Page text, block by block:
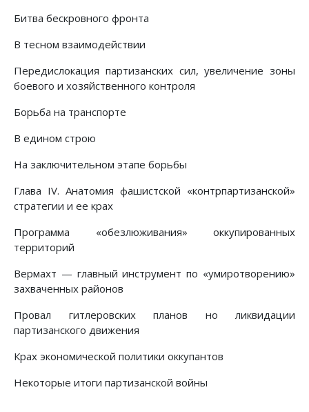
Битва бескровного фронта
В тесном взаимодействии
Передислокация партизанских сил, увеличение зоны
боевого и хозяйственного контроля
Борьба на транспорте
В едином строю
На заключительном этапе борьбы
Глава IV. Анатомия фашистской «контрпартизанской»
стратегии и ее крах
Программа «обезлюживания» оккупированных
территорий
Вермахт — главный инструмент по «умиротворению»
захваченных районов
Провал гитлеровских планов но ликвидации
партизанского движения
Крах экономической политики оккупантов
Некоторые итоги партизанской войны